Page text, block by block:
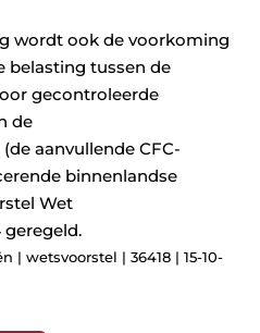
wordt ook de voorkoming
belasting tussen de
gecontroleerde
de
aanvullende CFC-
binnenlandse
Wet
| wetsvoorstel | 36418 | 15-10-